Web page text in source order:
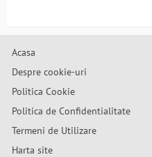
Acasa
Despre cookie-uri
Politica Cookie
Politica de Confidentialitate
Termeni de Utilizare
Harta site